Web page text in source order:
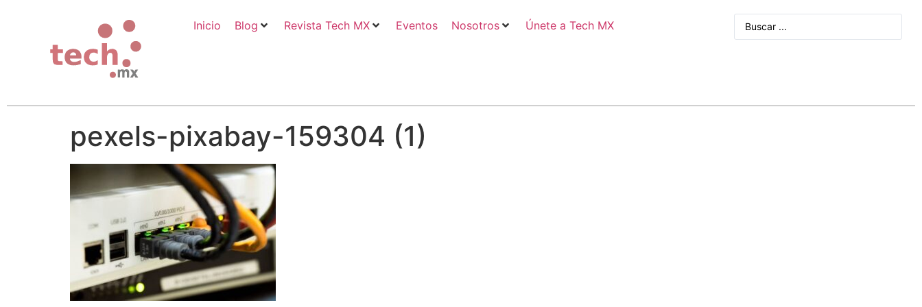
Inicio Blog Revista Tech MX Eventos Nosotros Únete a Tech MX
pexels-pixabay-159304 (1)